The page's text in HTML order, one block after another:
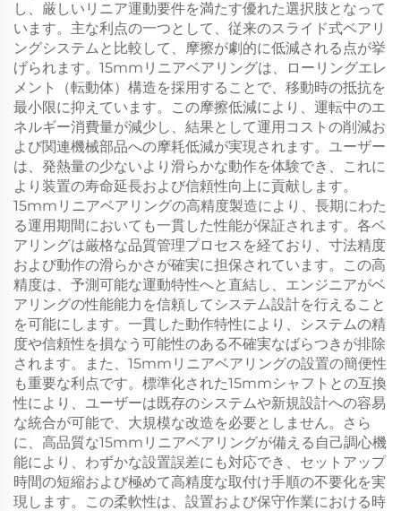
し、厳しいリニア運動要件を満たす優れた選択肢となって
います。主な利点の一つとして、従来のスライド式ベアリ
ングシステムと比較して、摩擦が劇的に低減される点が挙
げられます。15mmリニアベアリングは、ローリングエレ
メント（転動体）構造を採用することで、移動時の抵抗を
最小限に抑えています。この摩擦低減により、運転中のエ
ネルギー消費量が減少し、結果として運用コストの削減お
よび関連機械部品への摩耗低減が実現されます。ユーザー
は、発熱量の少ないより滑らかな動作を体験でき、これに
より装置の寿命延長および信頼性向上に貢献します。
15mmリニアベアリングの高精度製造により、長期にわた
る運用期間においても一貫した性能が保証されます。各ベ
アリングは厳格な品質管理プロセスを経ており、寸法精度
および動作の滑らかさが確実に担保されています。この高
精度は、予測可能な運動特性へと直結し、エンジニアがベ
アリングの性能能力を信頼してシステム設計を行えること
を可能にします。一貫した動作特性により、システムの精
度や信頼性を損なう可能性のある不確実なばらつきが排除
されます。また、15mmリニアベアリングの設置の簡便性
も重要な利点です。標準化された15mmシャフトとの互換
性により、ユーザーは既存のシステムや新規設計への容易
な統合が可能で、大規模な改造を必要としません。さら
に、高品質な15mmリニアベアリングが備える自己調心機
能により、わずかな設置誤差にも対応でき、セットアップ
時間の短縮および極めて高精度な取付け手順の不要化を実
現します。この柔軟性は、設置および保守作業における時